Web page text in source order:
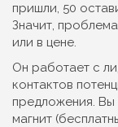
пришли, 50
Значит,
или в цене.
Он работает с
контактов
предложения. Вы
магнит